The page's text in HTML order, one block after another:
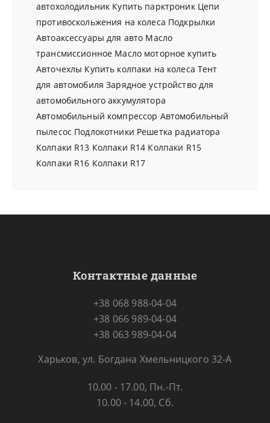
автохолодильник Купить парктроник Цепи
противоскольжения на колеса Подкрылки
Автоаксессуары для авто Масло
трансмиссионное Масло моторное купить
Авточехлы Купить колпаки на колеса Тент
для автомобиля Зарядное устройство для
автомобильного аккумулятора
Автомобильный компрессор Автомобильный
пылесос Подлокотники Решетка радиатора
Колпаки R13 Колпаки R14 Колпаки R15
Колпаки R16 Колпаки R17
Контактные данные
+38 068 988-04-04
+38 066 989-04-04
+38 063 989-04-04
Харьков, ул. Богдана Хмельницкого 32-А
10.00 - 17.00, Пн.-Пт.
10.00 - 14.00, Сб.